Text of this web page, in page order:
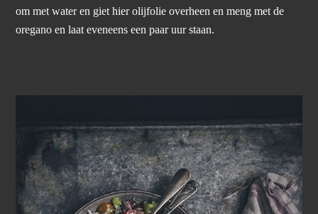
om met water en giet hier olijfolie overheen en meng met de
oregano en laat eveneens een paar uur staan.